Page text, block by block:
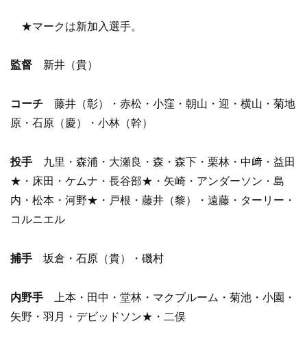
★マークは新加入選手。
監督 新井（貴）
コーチ 藤井（彰）・赤松・小窪・朝山・迎・横山・菊地
原・石原（慶）・小林（幹）
投手 九里・森浦・大瀬良・森・森下・栗林・中﨑・益田
★・床田・ケムナ・長谷部★・矢崎・アンダーソン・島
内・松本・河野★・戸根・藤井（黎）・遠藤・ターリー・
コルニエル
捕手 坂倉・石原（貴）・磯村
内野手
上本・田中・堂林・マクブルーム・菊池・小園・
矢野・羽月・デビッドソン★・二俣